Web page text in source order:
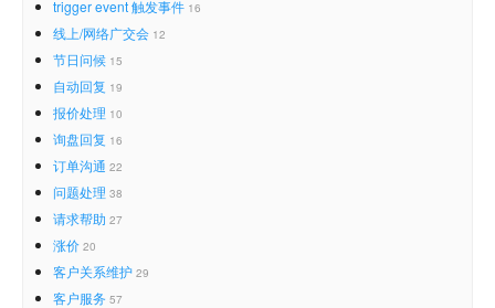
trigger event 触发事件 16
线上/网络广交会 12
节日问候 15
自动回复 19
报价处理 10
询盘回复 16
订单沟通 22
问题处理 38
请求帮助 27
涨价 20
客户关系维护 29
客户服务 57